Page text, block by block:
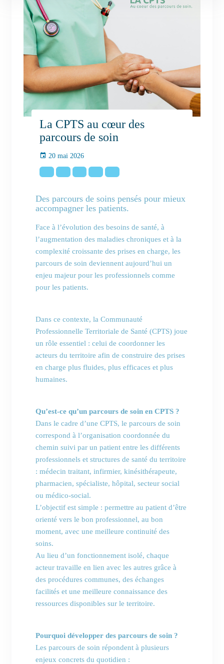
La CPTS au cœur des
parcours de soin
20 mai 2026
Des parcours de soins pensés pour mieux
accompagner les patients.
Face à l’évolution des besoins de santé, à
l’augmentation des maladies chroniques et à la
complexité croissante des prises en charge, les
parcours de soin deviennent aujourd’hui un
enjeu majeur pour les professionnels comme
pour les patients.
Dans ce contexte, la Communauté
Professionnelle Territoriale de Santé (CPTS) joue
un rôle essentiel : celui de coordonner les
acteurs du territoire afin de construire des prises
en charge plus fluides, plus efficaces et plus
humaines.
Qu’est-ce qu’un parcours de soin en CPTS ?
Dans le cadre d’une CPTS, le parcours de soin
correspond à l’organisation coordonnée du
chemin suivi par un patient entre les différents
professionnels et structures de santé du territoire
: médecin traitant, infirmier, kinésithérapeute,
pharmacien, spécialiste, hôpital, secteur social
ou médico-social.
L’objectif est simple : permettre au patient d’être
orienté vers le bon professionnel, au bon
moment, avec une meilleure continuité des
soins.
Au lieu d’un fonctionnement isolé, chaque
acteur travaille en lien avec les autres grâce à
des procédures communes, des échanges
facilités et une meilleure connaissance des
ressources disponibles sur le territoire.
Pourquoi développer des parcours de soin ?
Les parcours de soin répondent à plusieurs
enjeux concrets du quotidien :